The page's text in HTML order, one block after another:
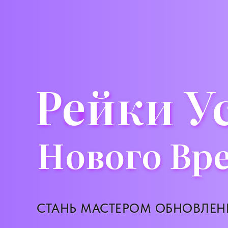
Рэйки
Рейки
Нового
Нового
СТАНЬ МАСТЕРОМ
СТАНЬ МАСТЕРОМ